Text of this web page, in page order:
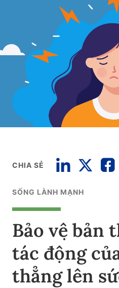
CHIA SẺ
SỐNG LÀNH MẠNH
Bảo vệ bản
tác động
thẳng lên